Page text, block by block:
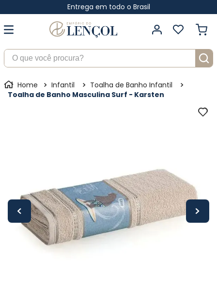
Entrega em todo o Brasil
O que você procura?
Infantil
Toalha de Banho Infantil
Toalha de Banho Masculina Surf - Karsten